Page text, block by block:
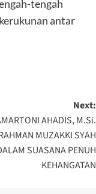
tengah
antar
Next:
AHADIS, M.Si.
MUZAKKI SYAH
SUASANA PENUH
KEHANGATAN